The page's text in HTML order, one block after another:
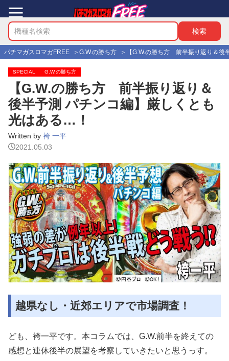
パチマガスロマガFREE G.W.の勝ち方 【G.W.の勝ち方 前半振り返り＆
SPECIAL G.W.の勝ち方
【G.W.の勝ち方 前半振り返り＆
後半予測 パチンコ編】厳しくとも
光はある…！
Written by 袴 一平
2021.05.03
越県なし・近郊エリアで市場調査！
ども、袴一平です。本コラムでは、G.W.前半を終えての
感想と連休後半の展望を考察していきたいと思うっす。